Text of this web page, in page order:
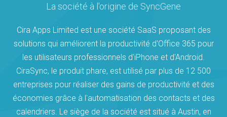
La société à l'origine de SyncGene
Cira Apps Limited est une société SaaS proposant des
solutions qui améliorent la productivité d'Office 365 pour
les utilisateurs professionnels d'iPhone et d'Android.
CiraSync, le produit phare, est utilisé par plus de 12 500
entreprises pour réaliser des gains de productivité et des
économies grâce à l'automatisation des contacts et des
calendriers. Le siège de la société est situé à Austin, en